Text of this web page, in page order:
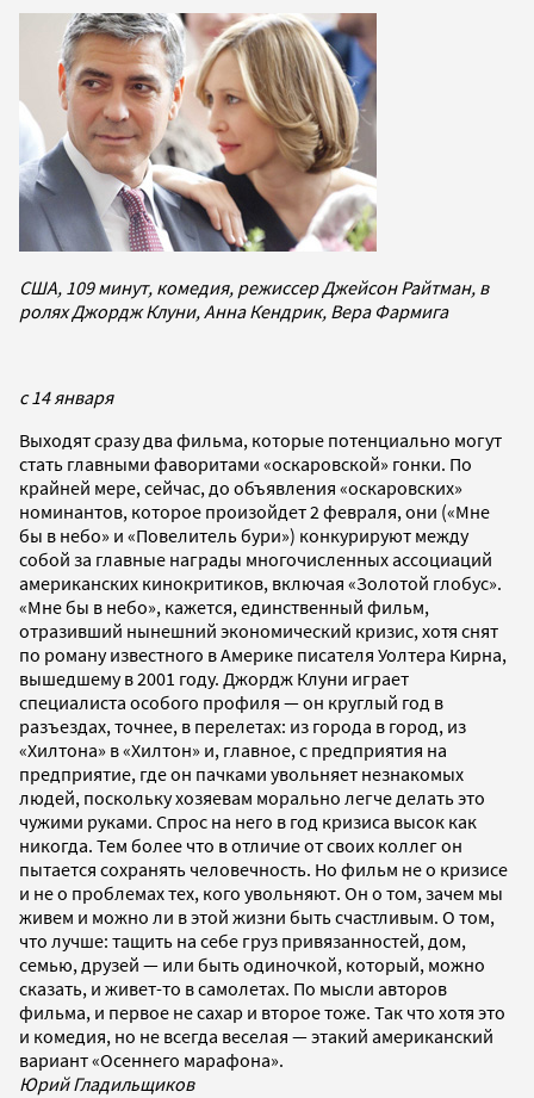
США, 109 минут, комедия, режиссер Джейсон Райтман, в
ролях Джордж Клуни, Анна Кендрик, Вера Фармига
c 14 января
Выходят сразу два фильма, которые потенциально могут
стать главными фаворитами «оскаровской» гонки. По
крайней мере, сейчас, до объявления «оскаровских»
номинантов, которое произойдет 2 февраля, они («Мне
бы в небо» и «Повелитель бури») конкурируют между
собой за главные награды многочисленных ассоциаций
американских кинокритиков, включая «Золотой глобус».
«Мне бы в небо», кажется, единственный фильм,
отразивший нынешний экономический кризис, хотя снят
по роману известного в Америке писателя Уолтера Кирна,
вышедшему в 2001 году. Джордж Клуни играет
специалиста особого профиля — он круглый год в
разъездах, точнее, в перелетах: из города в город, из
«Хилтона» в «Хилтон» и, главное, с предприятия на
предприятие, где он пачками увольняет незнакомых
людей, поскольку хозяевам морально легче делать это
чужими руками. Спрос на него в год кризиса высок как
никогда. Тем более что в отличие от своих коллег он
пытается сохранять человечность. Но фильм не о кризисе
и не о проблемах тех, кого увольняют. Он о том, зачем мы
живем и можно ли в этой жизни быть счастливым. О том,
что лучше: тащить на себе груз привязанностей, дом,
семью, друзей — или быть одиночкой, который, можно
сказать, и живет-то в самолетах. По мысли авторов
фильма, и первое не сахар и второе тоже. Так что хотя это
и комедия, но не всегда веселая — этакий американский
вариант «Осеннего марафона».
Юрий Гладильщиков